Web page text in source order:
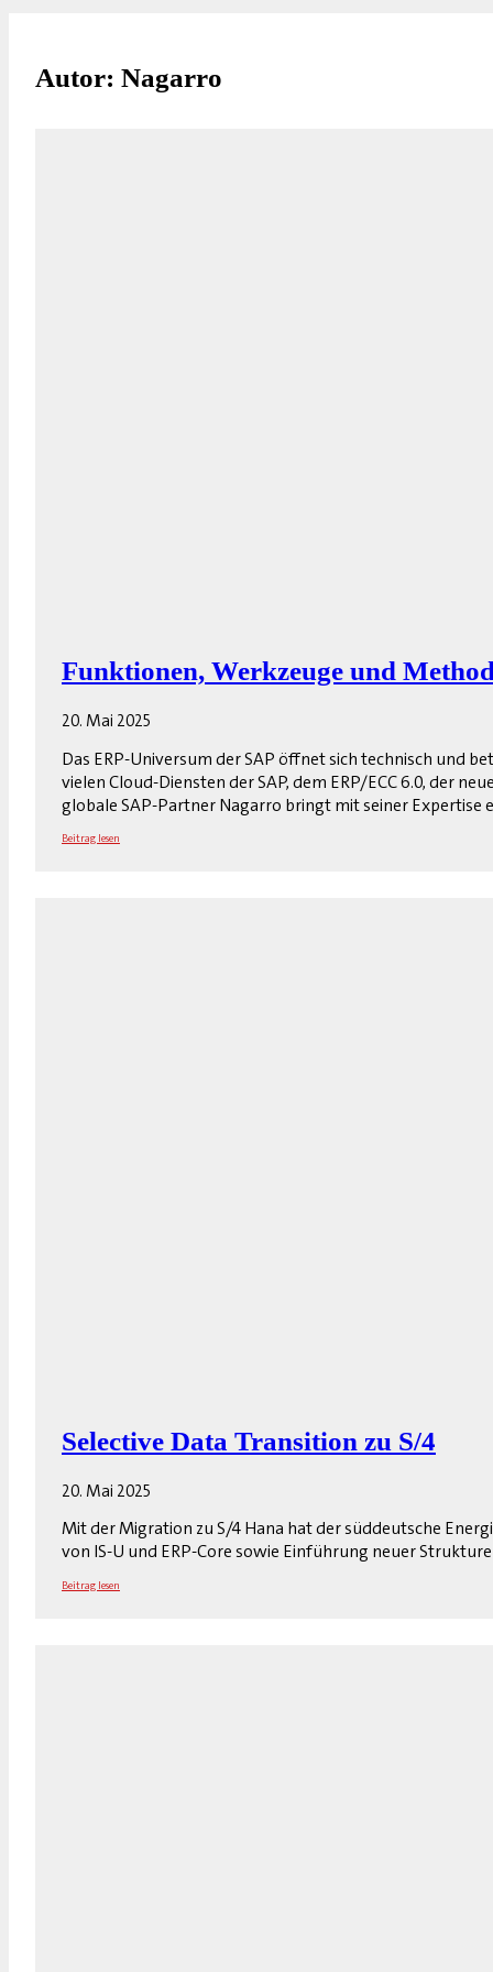
Autor: Nagarro
Funktionen, Werkzeuge und
20. Mai 2025
Das ERP-Universum der SAP öffnet sich technisch und
vielen Cloud-Diensten der SAP, dem ERP/ECC 6.0, der
globale SAP-Partner Nagarro bringt mit seiner Expertise
Beitrag lesen
Selective Data Transition zu S/4
20. Mai 2025
Mit der Migration zu S/4 Hana hat der süddeutsche
von IS-U und ERP-Core sowie Einführung neuer
Beitrag lesen